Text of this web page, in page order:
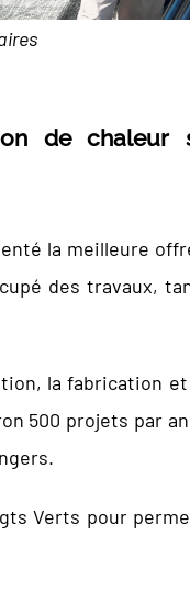
de chaleur
la meilleure
des travaux,
la fabrication
500 projets par
Verts pour